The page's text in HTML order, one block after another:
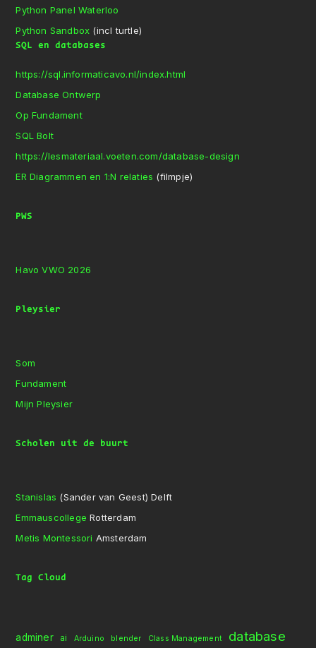
Python Panel Waterloo
Python Sandbox (incl turtle)
SQL en databases
https://sql.informaticavo.nl/index.html
Database Ontwerp
Op Fundament
SQL Bolt
https://lesmateriaal.voeten.com/database-design
ER Diagrammen en 1:N relaties (filmpje)
PWS
Havo VWO 2026
Pleysier
Som
Fundament
Mijn Pleysier
Scholen uit de buurt
Stanislas (Sander van Geest) Delft
Emmauscollege Rotterdam
Metis Montessori Amsterdam
Tag Cloud
adminer ai Arduino blender Class Management database